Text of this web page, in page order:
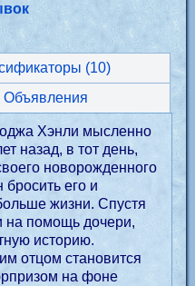
Классификаторы (10)
Объявления
Хэнли мысленно
назад, в тот день,
новорожденного
его и
жизни. Спустя
на помощь дочери,
историю.
отцом становится
на фоне